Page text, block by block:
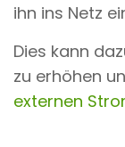
ihn ins Netz
Dies kann
zu erhöhen
externen